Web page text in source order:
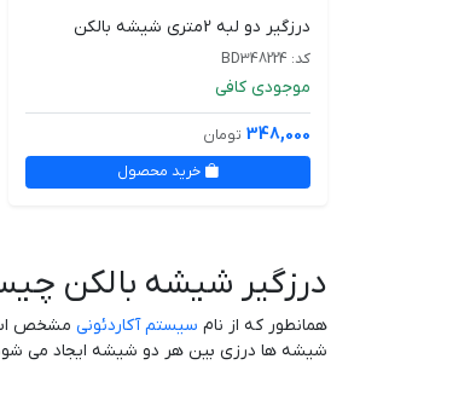
درزگیر دو لبه 2متری شیشه بالکن
کد: BD348224
موجودی کافی
348,000 تومان
خرید محصول
درزگیر شیشه بالکن
همانطور که از نام سیستم آکاردئونی
شیشه ها درزی بین هر دو شیشه ایجاد می